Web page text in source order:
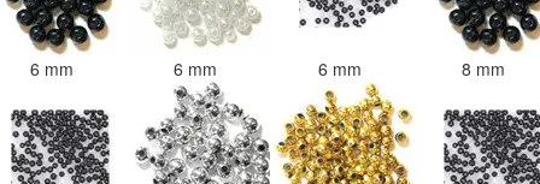
6 mm 6 mm 6 mm 8 mm